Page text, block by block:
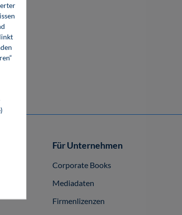
Für Unternehmen
Corporate Books
Mediadaten
Firmenlizenzen